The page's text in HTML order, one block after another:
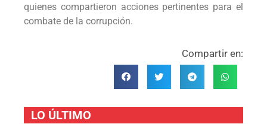
quienes compartieron acciones pertinentes para el
combate de la corrupción.
Compartir en:
LO ÚLTIMO